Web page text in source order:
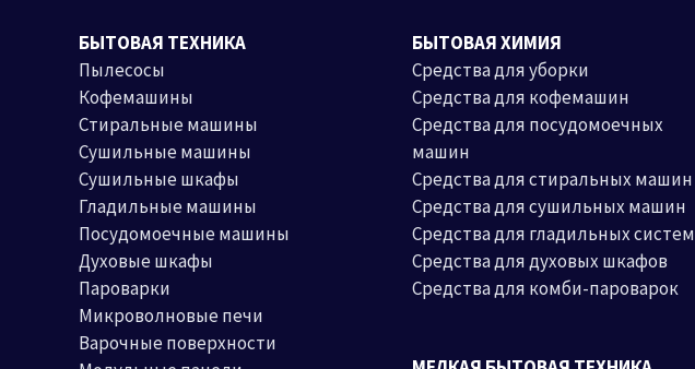
БЫТОВАЯ ТЕХНИКА
Пылесосы
Кофемашины
Стиральные машины
Сушильные машины
Сушильные шкафы
Гладильные машины
Посудомоечные машины
Духовые шкафы
Пароварки
Микроволновые печи
Варочные поверхности
БЫТОВАЯ ХИМИЯ
Средства для уборки
Средства для кофемашин
Средства для посудомоечных
машин
Средства для стиральных машин
Средства для сушильных машин
Средства для гладильных систем
Средства для духовых шкафов
Средства для комби-пароварок